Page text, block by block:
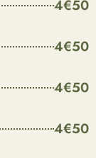
4€50
4€50
4€50
4€50